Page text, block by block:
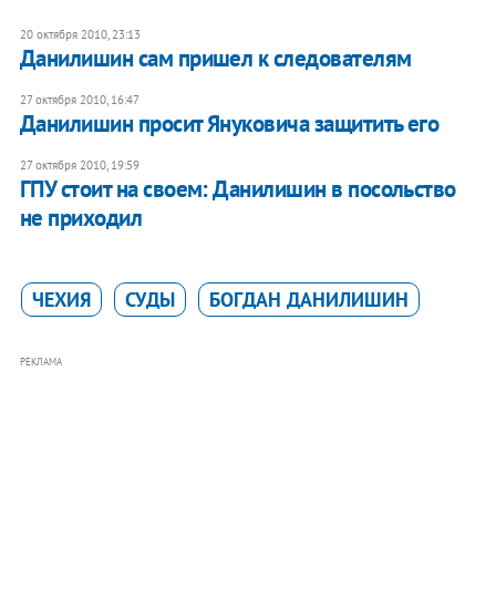
20 октября 2010, 23:13
Данилишин сам пришел к следователям
27 октября 2010, 16:47
Данилишин просит Януковича защитить его
27 октября 2010, 19:59
ГПУ стоит на своем: Данилишин в посольство
не приходил
ЧЕХИЯ СУДЫ БОГДАН ДАНИЛИШИН
РЕКЛАМА